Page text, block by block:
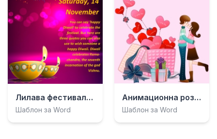
Лилава фестивална картичка
Шаблон за Word
Анимационна розова фестивална картичка
Шаблон за Word